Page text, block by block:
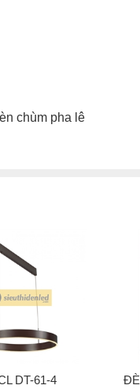
chùm pha lê
DT-61-4